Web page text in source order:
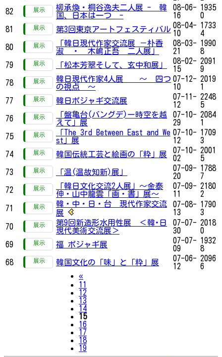
82
柳承煥・桐谷逸夫二人展 - 韓
国、日本は一つ -
08-06-
16
1935
0
81
第3回東京アートフェスティバル 08-04-
10
1733
4
80
「韓日現代作家交流展 －朴香
淑 ・ 木嶋正吾 二人展」
08-03-
21
1990
8
79
「松本芳翠そして、玄中和展」
08-02-
15
2091
9
78
韓日現代作家4人展 ～ 四つ
の視点 ～
07-12-
10
2019
1
77
韓日ポジャギ交流展
07-11-
12
2248
5
76
「盤亀台(バングデ)ー時空を越
えて」展
07-10-
29
2084
1
75
「The 3rd Between East and We
st」展
07-10-
12
1709
3
74
韓国伝統工芸と絵画の「粋」展
07-10-
02
2001
5
73
「温(温故知新)展」
07-09-
20
1788
7
72
「韓日文化交流2人展」～金泰
伸・山中龍雲「画・書」展～
07-09-
11
2180
2
71
韓・中・日・台 現代作家交流
展
07-08-
13
1790
3
70
第9回新造形水用性展 ＜韓･日
現代美術交流展＞
07-07-
30
2018
0
69
福 ポジャギ展
07-07-
09
1932
8
68
韓国文化の「味」と「粋」展
07-06-
12
2096
6
«Previous
11
12
13
14
15
16
17
18
19